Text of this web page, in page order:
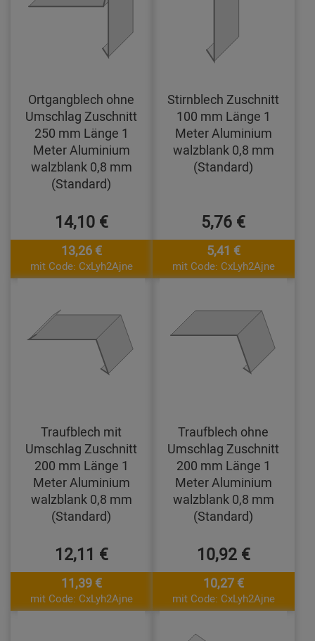
Ortgangblech ohne
Umschlag Zuschnitt
250 mm Länge 1
Meter Aluminium
walzblank 0,8 mm
(Standard)
14,10 €
13,26 €
mit Code: CxLyh2Ajne
Stirnblech Zuschnitt
100 mm Länge 1
Meter Aluminium
walzblank 0,8 mm
(Standard)
5,76 €
5,41 €
mit Code: CxLyh2Ajne
Traufblech mit
Umschlag Zuschnitt
200 mm Länge 1
Meter Aluminium
walzblank 0,8 mm
(Standard)
12,11 €
11,39 €
mit Code: CxLyh2Ajne
Traufblech ohne
Umschlag Zuschnitt
200 mm Länge 1
Meter Aluminium
walzblank 0,8 mm
(Standard)
10,92 €
10,27 €
mit Code: CxLyh2Ajne